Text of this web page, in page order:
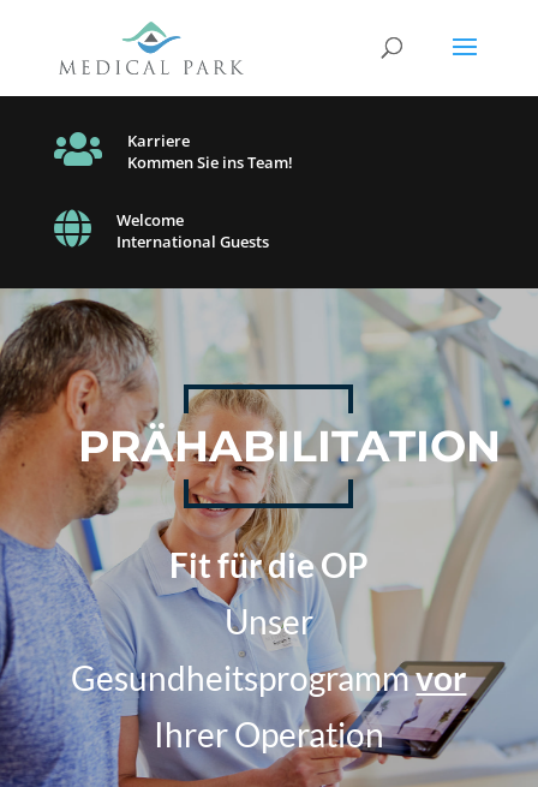

Karriere
Kommen Sie ins Team!

Welcome
International Guests
PRÄHABILITATION
Fit für die OP
Unser
Gesundheitsprogrammvor
Ihrer Operation